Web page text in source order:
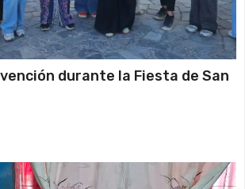
durante la Fiesta de San